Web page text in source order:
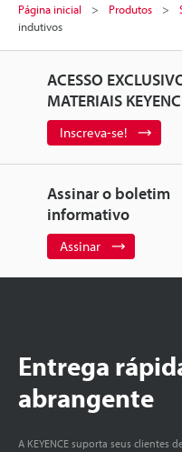
Página inicial Produtos
indutivos
ACESSO
MATERIAIS
Inscreva-se!
Assinar o boletim
informativo
Assinar
Entrega
abrangente
A KEYENCE suporta seus clientes